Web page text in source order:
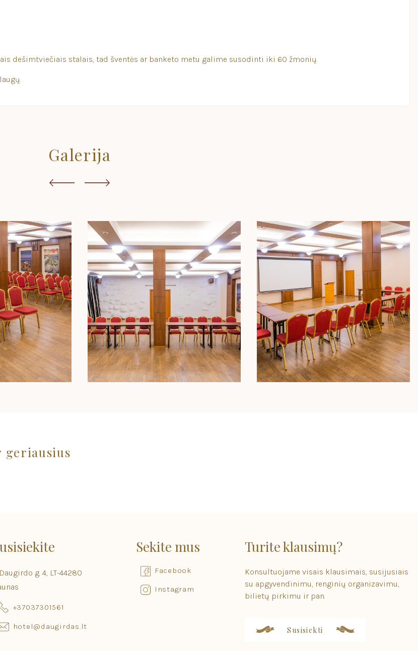
dešimtviečiais stalais, tad šventės ar banketo metu galime susodinti iki 60 žmonių.
Galerija
geriausius
g. 4, LT-44280
+37037301561
hotel@daugirdas.lt
Sekite mus
Facebook
Instagram
Turite klausimų?
Konsultuojame visais klausimais, susijusiais
su apgyvendinimu, renginių organizavimu,
bilietų pirkimu ir pan.
Susisiekti